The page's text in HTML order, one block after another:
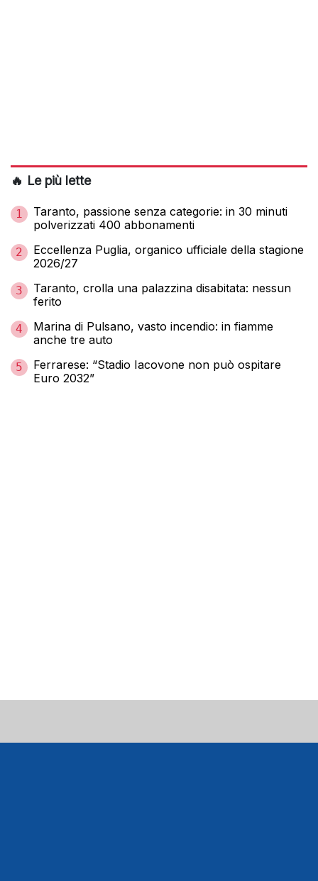
🔥 Le più lette
1
Taranto, passione senza categorie: in 30 minuti
polverizzati 400 abbonamenti
2
Eccellenza Puglia, organico ufficiale della stagione
2026/27
3
Taranto, crolla una palazzina disabitata: nessun
ferito
4
Marina di Pulsano, vasto incendio: in fiamme
anche tre auto
5
Ferrarese: “Stadio Iacovone non può ospitare
Euro 2032”